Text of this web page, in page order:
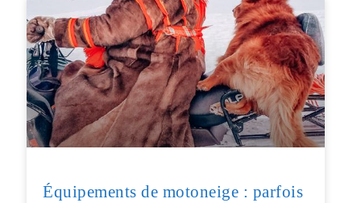
Équipements de motoneige : parfois